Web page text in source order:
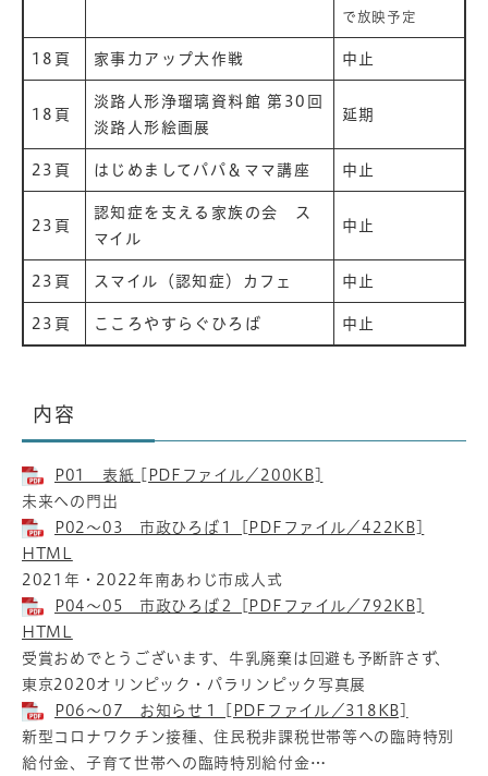
で放映予定
18頁 家事力アップ大作戦 中止
18頁
淡路人形浄瑠璃資料館 第30回
淡路人形絵画展
延期
23頁 はじめましてパパ＆ママ講座 中止
23頁
認知症を支える家族の会 ス
マイル
中止
23頁 スマイル（認知症）カフェ 中止
23頁 こころやすらぐひろば 中止
内容
P01 表紙 [PDFファイル／200KB]
未来への門出
P02～03 市政ひろば１ [PDFファイル／422KB]
HTML
2021年・2022年南あわじ市成人式
P04～05 市政ひろば２ [PDFファイル／792KB]
HTML
受賞おめでとうございます、牛乳廃棄は回避も予断許さず、
東京2020オリンピック・パラリンピック写真展
P06～07 お知らせ１ [PDFファイル／318KB]
新型コロナワクチン接種、住民税非課税世帯等への臨時特別
給付金、子育て世帯への臨時特別給付金…